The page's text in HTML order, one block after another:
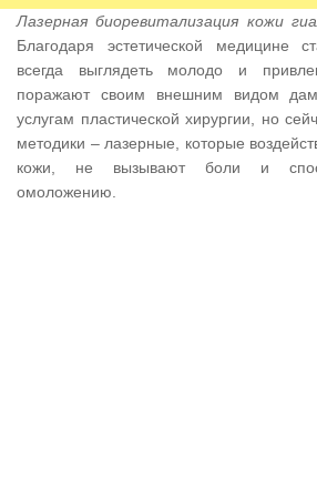
Лазерная биоревитализация кожи
Благодаря эстетической медицине
всегда выглядеть молодо и
поражают своим внешним видом
услугам пластической хирургии, но
методики – лазерные, которые
кожи, не вызывают боли и
омоложению.